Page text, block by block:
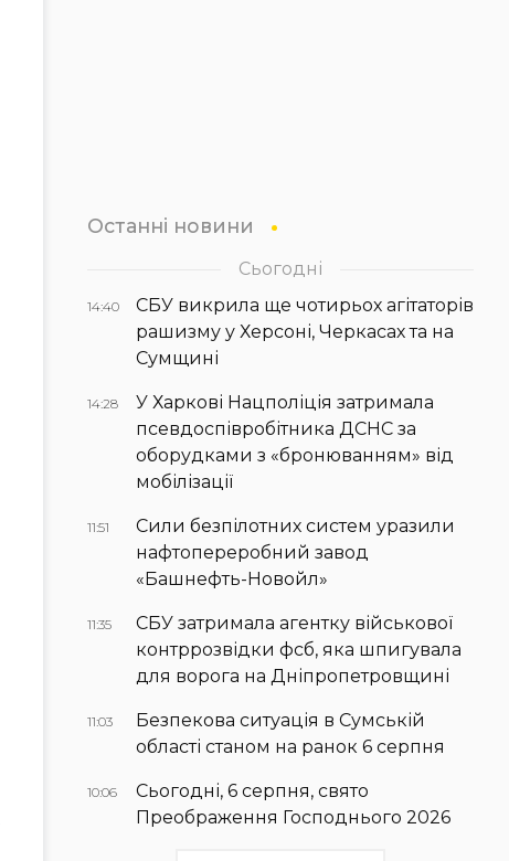
Останні новини
Сьогодні
14:40
СБУ викрила ще чотирьох агітаторів
рашизму у Херсоні, Черкасах та на
Сумщині
14:28
У Харкові Нацполіція затримала
псевдоспівробітника ДСНС за
оборудками з «бронюванням» від
мобілізації
11:51
Сили безпілотних систем уразили
нафтопереробний завод
«Башнефть-Новойл»
11:35
СБУ затримала агентку військової
контррозвідки фсб, яка шпигувала
для ворога на Дніпропетровщині
11:03
Безпекова ситуація в Сумській
області станом на ранок 6 серпня
10:06
Сьогодні, 6 серпня, свято
Преображення Господнього 2026